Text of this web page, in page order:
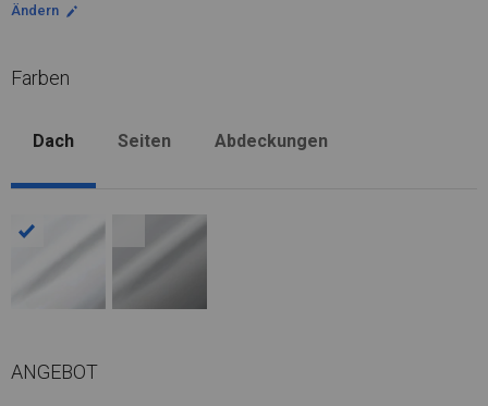
Ändern
Farben
Dach Seiten Abdeckungen
ANGEBOT